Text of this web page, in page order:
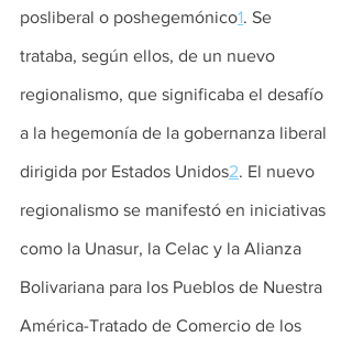
posliberal o poshegemónico1. Se
trataba, según ellos, de un nuevo
regionalismo, que significaba el desafío
a la hegemonía de la gobernanza liberal
dirigida por Estados Unidos2. El nuevo
regionalismo se manifestó en iniciativas
como la Unasur, la Celac y la Alianza
Bolivariana para los Pueblos de Nuestra
América-Tratado de Comercio de los